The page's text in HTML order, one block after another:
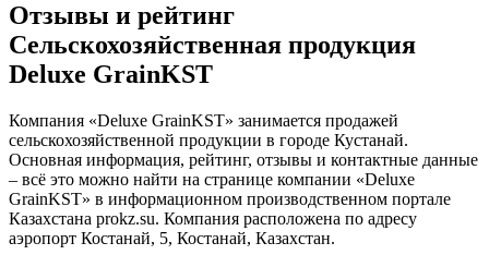
Отзывы и рейтинг
Сельскохозяйственная продукция
Deluxe GrainKST
Компания «Deluxe GrainKST» занимается продажей
сельскохозяйственной продукции в городе Кустанай.
Основная информация, рейтинг, отзывы и контактные данные
– всё это можно найти на странице компании «Deluxe
GrainKST» в информационном производственном портале
Казахстана prokz.su. Компания расположена по адресу
аэропорт Костанай, 5, Костанай, Казахстан.